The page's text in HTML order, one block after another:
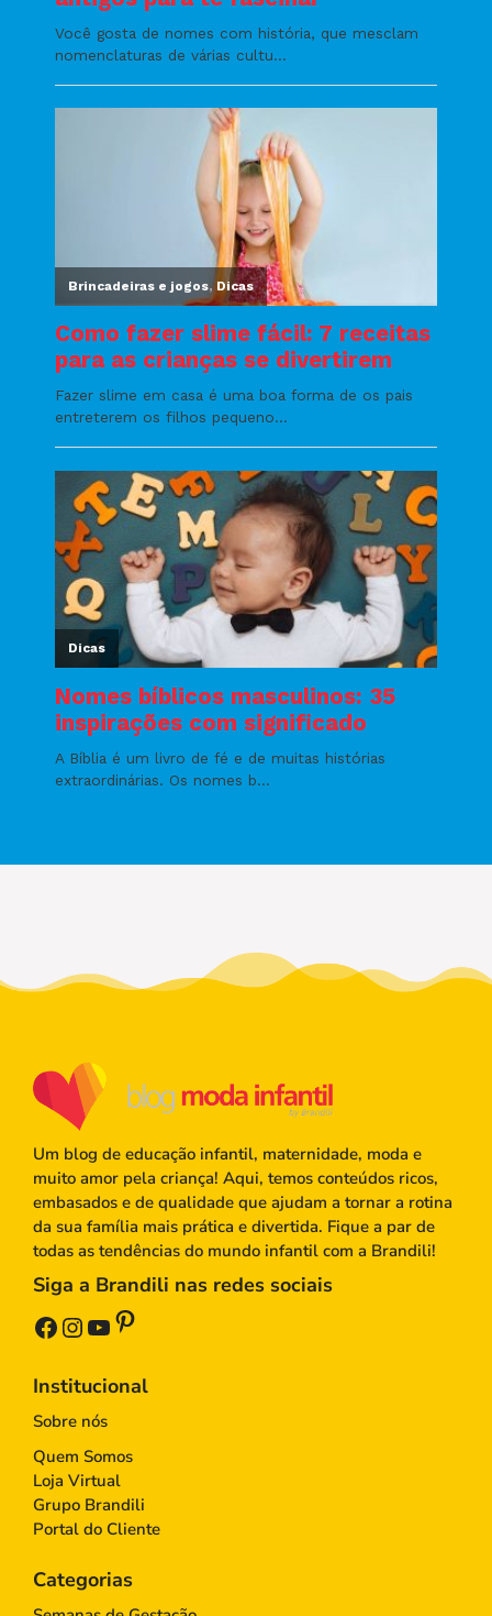
Um blog de educação infantil, maternidade, moda e
muito amor pela criança! Aqui, temos conteúdos ricos,
embasados e de qualidade que ajudam a tornar a rotina
da sua família mais prática e divertida. Fique a par de
todas as tendências do mundo infantil com a Brandili!
Siga a Brandili nas redes sociais
Facebook
Instagram
Youtube
Pinterest
Institucional
Sobre nós
Quem Somos
Loja Virtual
Grupo Brandili
Portal do Cliente
Categorias